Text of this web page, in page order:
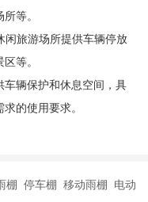
等。
闲旅游场所提供车辆停放
等。
辆保护和休息空间，具
的使用要求。
棚 停车棚 移动雨棚 电动